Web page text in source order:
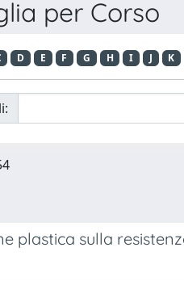
per Corso
D E F G H I J K
plastica sulla